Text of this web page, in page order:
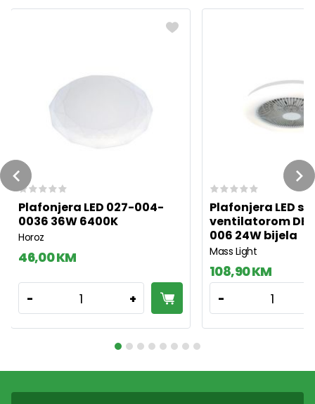
Plafonjera LED 027-004-
0036 36W 6400K
Horoz
46,00 KM
- 1 +
Plafonjera LED sa
ventilatorom
006 24W bijela
Mass Light
108,90 KM
- 1
Previous